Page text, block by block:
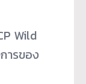
Wild
ารของ